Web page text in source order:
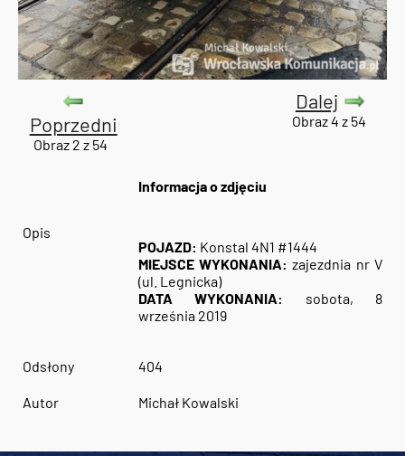
Poprzedni
Obraz 2 z 54
Dalej
Obraz 4 z 54
Informacja o zdjęciu
Opis
POJAZD: Konstal 4N1 #1444
MIEJSCE WYKONANIA: zajezdnia nr V
(ul. Legnicka)
DATA WYKONANIA:
sobota, 8
września 2019
Odsłony 404
Autor Michał Kowalski